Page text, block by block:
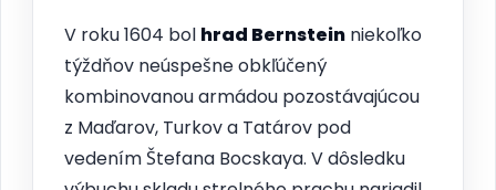
V roku 1604 bol hrad Bernstein niekoľko
týždňov neúspešne obkľúčený
kombinovanou armádou pozostávajúcou
z Maďarov, Turkov a Tatárov pod
vedením Štefana Bocskaya. V dôsledku